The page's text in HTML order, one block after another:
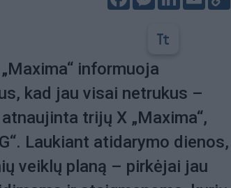
informuoja
kad jau visai netrukus –
trijų X „Maxima“,
Laukiant atidarymo dienos,
veiklų planą – pirkėjai jau